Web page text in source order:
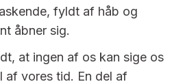
fyldt af håb og
åbner sig.
at ingen af os kan sige os
vores tid. En del af